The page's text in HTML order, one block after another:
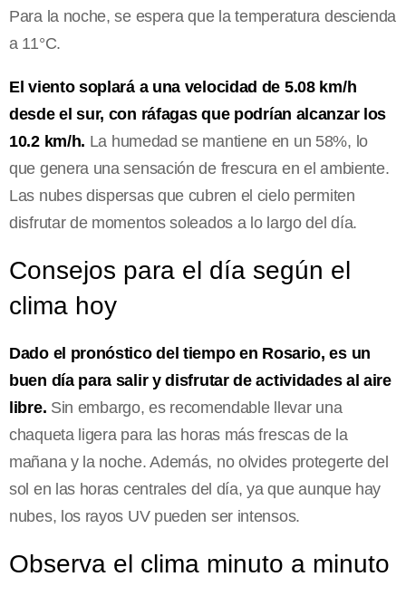
Para la noche, se espera que la temperatura descienda
a 11°C.
El viento soplará a una velocidad de 5.08 km/h
desde el sur, con ráfagas que podrían alcanzar los
10.2 km/h. La humedad se mantiene en un 58%, lo
que genera una sensación de frescura en el ambiente.
Las nubes dispersas que cubren el cielo permiten
disfrutar de momentos soleados a lo largo del día.
Consejos para el día según el
clima hoy
Dado el pronóstico del tiempo en Rosario, es un
buen día para salir y disfrutar de actividades al aire
libre. Sin embargo, es recomendable llevar una
chaqueta ligera para las horas más frescas de la
mañana y la noche. Además, no olvides protegerte del
sol en las horas centrales del día, ya que aunque hay
nubes, los rayos UV pueden ser intensos.
Observa el clima minuto a minuto